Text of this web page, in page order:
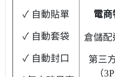
✓ 自動貼單
✓ 自動套袋
✓ 自動封口
電商
倉儲配
第三
（